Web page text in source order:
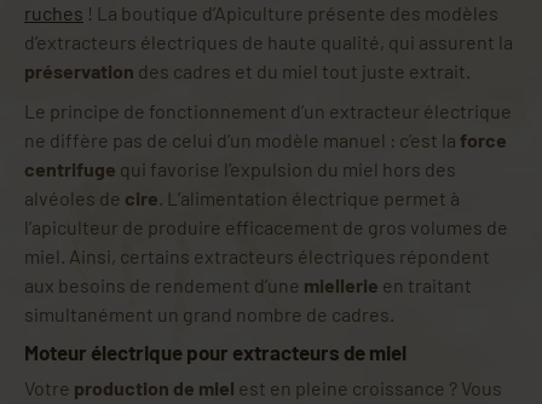
ruches ! La boutique d’Apiculture présente des modèles
d’extracteurs électriques de haute qualité, qui assurent la
préservation des cadres et du miel tout juste extrait.
Le principe de fonctionnement d’un extracteur électrique
ne diffère pas de celui d’un modèle manuel : c’est la force
centrifuge qui favorise l’expulsion du miel hors des
alvéoles de cire. L’alimentation électrique permet à
l’apiculteur de produire efficacement de gros volumes de
miel. Ainsi, certains extracteurs électriques répondent
aux besoins de rendement d’une miellerie en traitant
simultanément un grand nombre de cadres.
Moteur électrique pour extracteurs de miel
Votre production de miel est en pleine croissance ? Vous